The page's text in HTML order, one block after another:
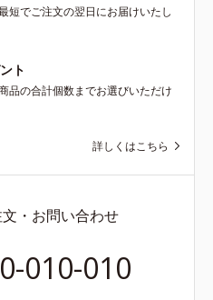
短でご注文の翌日にお届けいたし
ト
品の合計個数までお選びいただけ
詳しくはこちら
・お問い合わせ
010-010